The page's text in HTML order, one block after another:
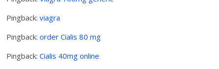
Pingback:viagra
Pingback:order Cialis 80 mg
Pingback:Cialis 40mg online